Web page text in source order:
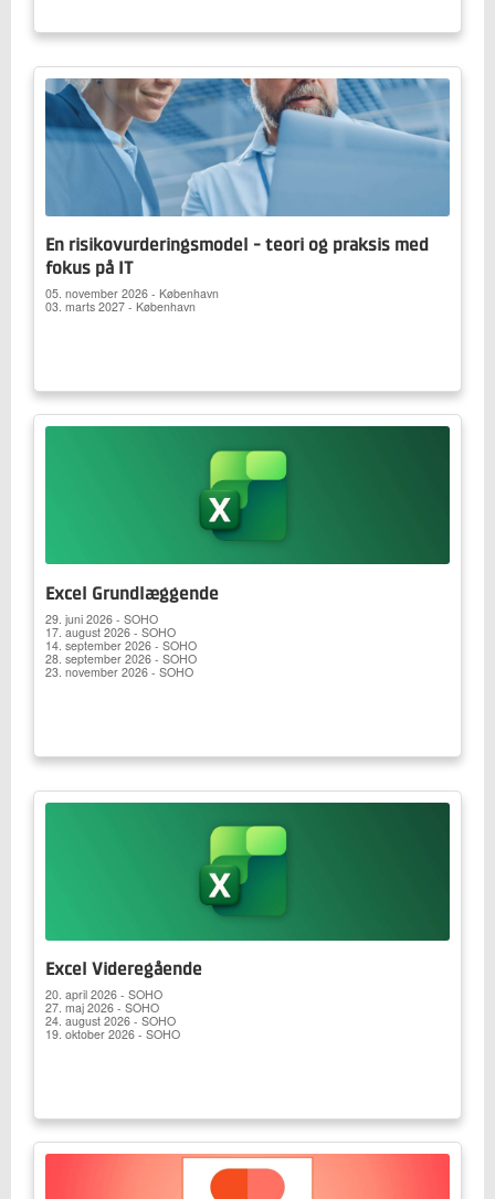
En risikovurderingsmodel - teori og praksis med
fokus på IT
05. november 2026 - København
03. marts 2027 - København
Excel Grundlæggende
29. juni 2026 - SOHO
17. august 2026 - SOHO
14. september 2026 - SOHO
28. september 2026 - SOHO
23. november 2026 - SOHO
Excel Videregående
20. april 2026 - SOHO
27. maj 2026 - SOHO
24. august 2026 - SOHO
19. oktober 2026 - SOHO